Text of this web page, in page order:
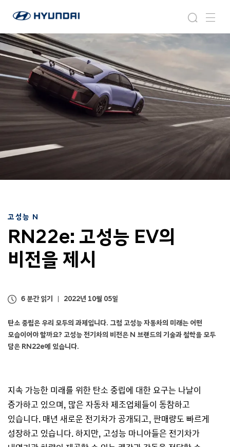
모
리
티
솔
션
자
이
로
벌
검
색
메
뉴
고성능 N
RN22e: 고성능 EV의
비전을 제시
6 분간 읽기 2022년 10월 05일
탄소 중립은 우리 모두의 과제입니다. 그럼 고성능 자동차의 미래는 어떤
모습이어야 할까요? 고성능 전기차의 비전은 N 브랜드의 기술과 철학을 모두
담은 RN22e에 있습니다.
지속 가능한 미래를 위한 탄소 중립에 대한 요구는 나날이
증가하고 있으며, 많은 자동차 제조업체들이 동참하고
있습니다. 매년 새로운 전기차가 공개되고, 판매량도 빠르게
성장하고 있습니다. 하지만, 고성능 마니아들은 전기차가